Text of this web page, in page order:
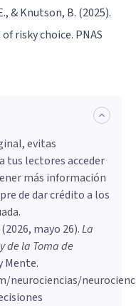
& Knutson, B. (2025).
risky choice. PNAS
evitas
tus lectores acceder
más información
de dar crédito a los
(2026, mayo 26).La
de la Toma de
Mente.
neurociencias/